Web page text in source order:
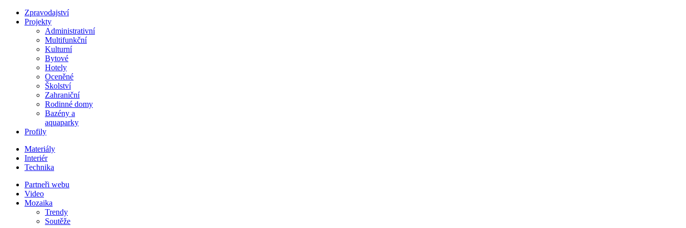
Zpravodajství
Projekty
Administrativní
Multifunkční
Kulturní
Bytové
Hotely
Oceněné
Školství
Zahraniční
Rodinné domy
Bazény a
aquaparky
Profily
Materiály
Interiér
Technika
Partneři webu
Video
Mozaika
Trendy
Soutěže